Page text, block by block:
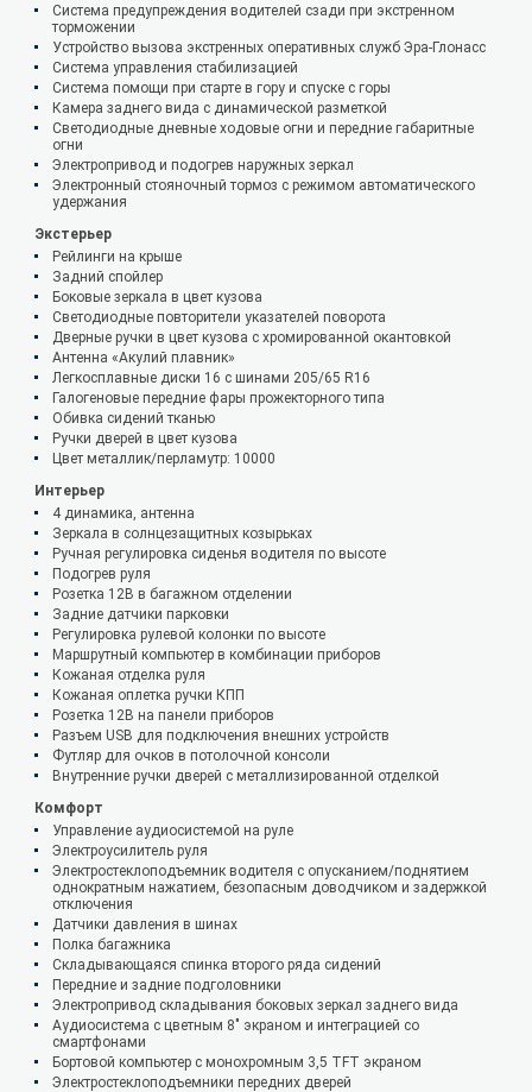
Система предупреждения водителей сзади при экстренном
торможении
Устройство вызова экстренных оперативных служб Эра-Глонасс
Система управления стабилизацией
Система помощи при старте в гору и спуске с горы
Камера заднего вида с динамической разметкой
Светодиодные дневные ходовые огни и передние габаритные
огни
Электропривод и подогрев наружных зеркал
Электронный стояночный тормоз с режимом автоматического
удержания
Экстерьер
Рейлинги на крыше
Задний спойлер
Боковые зеркала в цвет кузова
Светодиодные повторители указателей поворота
Дверные ручки в цвет кузова с хромированной окантовкой
Антенна «Акулий плавник»
Легкосплавные диски 16 с шинами 205/65 R16
Галогеновые передние фары прожекторного типа
Обивка сидений тканью
Ручки дверей в цвет кузова
Цвет металлик/перламутр: 10000
Интерьер
4 динамика, антенна
Зеркала в солнцезащитных козырьках
Ручная регулировка сиденья водителя по высоте
Подогрев руля
Розетка 12В в багажном отделении
Задние датчики парковки
Регулировка рулевой колонки по высоте
Маршрутный компьютер в комбинации приборов
Кожаная отделка руля
Кожаная оплетка ручки КПП
Розетка 12В на панели приборов
Разъем USB для подключения внешних устройств
Футляр для очков в потолочной консоли
Внутренние ручки дверей с металлизированной отделкой
Комфорт
Управление аудиосистемой на руле
Электроусилитель руля
Электростеклоподъемник водителя с опусканием/поднятием
однократным нажатием, безопасным доводчиком и задержкой
отключения
Датчики давления в шинах
Полка багажника
Складывающаяся спинка второго ряда сидений
Передние и задние подголовники
Электропривод складывания боковых зеркал заднего вида
Аудиосистема с цветным 8" экраном и интеграцией со
смартфонами
Бортовой компьютер с монохромным 3,5 TFT экраном
Электростеклоподъемники передних дверей